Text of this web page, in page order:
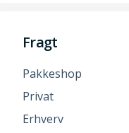
Fragt
Pakkeshop
Privat
Erhverv